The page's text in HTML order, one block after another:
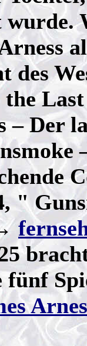
des
the
– Der
"
fünf